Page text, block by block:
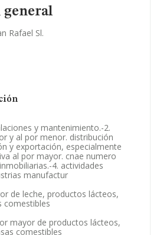
Rafael Sl.
y mantenimiento.-2.
y al por menor. distribución
y exportación, especialmente
al por mayor. cnae numero
4. actividades
manufactur
de leche, productos lácteos,
comestibles
mayor de productos lácteos,
comestibles
y registral complementaria.